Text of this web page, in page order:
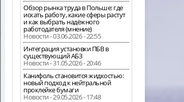
Обзор рынка труда в Польше: где
искать работу, какие сферы растут
и как выбрать надёжного
работодателя (мнение)
Новости - 03.06.2026 - 22:55
Интеграция установки ПБВ в
существующий АБЗ
Новости - 31.05.2026 - 20:46
Канифоль становится жидкостью:
новый подход к нейтральной
проклейке бумаги
Новости - 29.05.2026 - 17:48